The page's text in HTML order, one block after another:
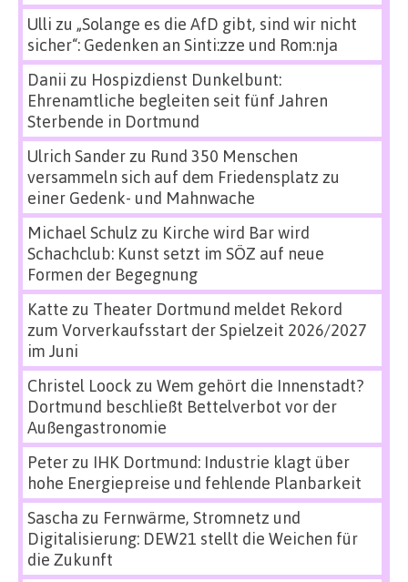
Ulli zu „Solange es die AfD gibt, sind wir nicht
sicher“: Gedenken an Sinti:zze und Rom:nja
Danii zu Hospizdienst Dunkelbunt:
Ehrenamtliche begleiten seit fünf Jahren
Sterbende in Dortmund
Ulrich Sanderzu Rund 350 Menschen
versammeln sich auf dem Friedensplatz zu
einer Gedenk- und Mahnwache
Michael Schulz zu Kirche wird Bar wird
Schachclub: Kunst setzt im SÖZ auf neue
Formen der Begegnung
Katte zu Theater Dortmund meldet Rekord
zum Vorverkaufsstart der Spielzeit 2026/2027
im Juni
Christel Loock zu Wem gehört die Innenstadt?
Dortmund beschließt Bettelverbot vor der
Außengastronomie
Peterzu IHK Dortmund: Industrie klagt über
hohe Energiepreise und fehlende Planbarkeit
Sascha zu Fernwärme, Stromnetz und
Digitalisierung: DEW21 stellt die Weichen für
die Zukunft